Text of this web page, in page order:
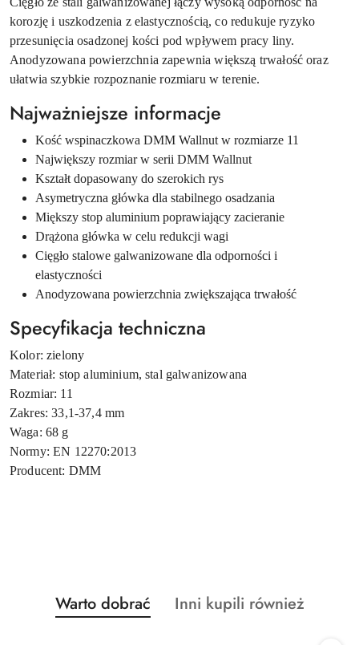
korozję i uszkodzenia z elastycznością, co redukuje ryzyko
przesunięcia osadzonej kości pod wpływem pracy liny.
Anodyzowana powierzchnia zapewnia większą trwałość oraz
ułatwia szybkie rozpoznanie rozmiaru w terenie.
Najważniejsze informacje
Kość wspinaczkowa DMM Wallnut w rozmiarze 11
Największy rozmiar w serii DMM Wallnut
Kształt dopasowany do szerokich rys
Asymetryczna główka dla stabilnego osadzania
Miększy stop aluminium poprawiający zacieranie
Drążona główka w celu redukcji wagi
Cięgło stalowe galwanizowane dla odporności i
elastyczności
Anodyzowana powierzchnia zwiększająca trwałość
Specyfikacja techniczna
Kolor: zielony
Materiał: stop aluminium, stal galwanizowana
Rozmiar: 11
Zakres: 33,1-37,4 mm
Waga: 68 g
Normy: EN 12270:2013
Producent: DMM
Pomiń karuzelę produktów
Produkty
o
Warto dobrać
Produkty
Inni kupili również